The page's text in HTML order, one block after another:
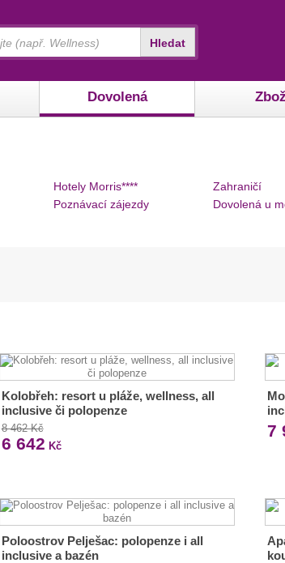
Dovolená
Hledat
Hotely Morris****
Poznávací zájezdy
Zahraničí
Dovolená u
Kolobřeh: resort u pláže, wellness, all
inclusive či polopenze
8 462 Kč
6 642 Kč
7
Poloostrov Pelješac: polopenze i all
inclusive a bazén